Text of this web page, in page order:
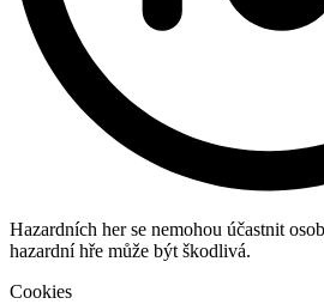
Hazardních her se nemohou účastnit
hazardní hře může být škodlivá.
Cookies